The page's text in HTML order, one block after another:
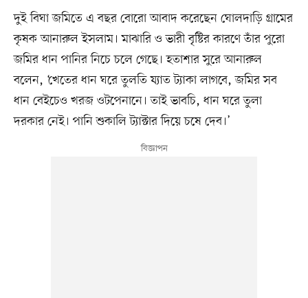
দুই বিঘা জমিতে এ বছর বোরো আবাদ করেছেন ঘোলদাড়ি গ্রামের
কৃষক আনারুল ইসলাম। মাঝারি ও ভারী বৃষ্টির কারণে তাঁর পুরো
জমির ধান পানির নিচে চলে গেছে। হতাশার সুরে আনারুল
বলেন, ‘খেতের ধান ঘরে তুলতি য্যাত ট্যাকা লাগবে, জমির সব
ধান বেইচেও খরজ ওটপেনানে। তাই ভাবচি, ধান ঘরে তুলা
দরকার নেই। পানি শুকালি ট্যাক্টার দিয়ে চষে দেব।’